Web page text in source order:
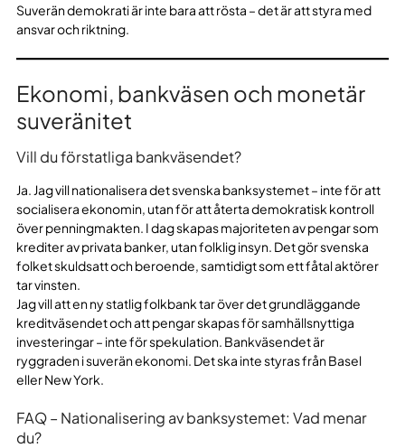
Suverän demokrati är inte bara att rösta – det är att styra med
ansvar och riktning.
Ekonomi, bankväsen och monetär
suveränitet
Vill du förstatliga bankväsendet?
Ja. Jag vill nationalisera det svenska banksystemet – inte för att
socialisera ekonomin, utan för att återta demokratisk kontroll
över penningmakten. I dag skapas majoriteten av pengar som
krediter av privata banker, utan folklig insyn. Det gör svenska
folket skuldsatt och beroende, samtidigt som ett fåtal aktörer
tar vinsten.
Jag vill att en ny statlig folkbank tar över det grundläggande
kreditväsendet och att pengar skapas för samhällsnyttiga
investeringar – inte för spekulation. Bankväsendet är
ryggraden i suverän ekonomi. Det ska inte styras från Basel
eller New York.
FAQ – Nationalisering av banksystemet: Vad menar
du?